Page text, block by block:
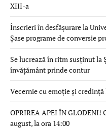
XIII-a
Înscrieri în desfășurare la
Șase programe de conversie
Se lucrează în ritm susținut la
învățământ prinde contur
Vecernie cu emoție și
OPRIREA APEI ÎN GLODENI!
august, la ora 14:00